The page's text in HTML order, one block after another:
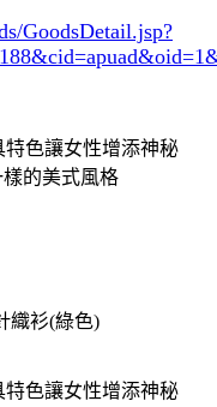
GoodsDetail.jsp?
色讓女性增添神秘
的美式風格
織衫(綠色)
色讓女性增添神秘